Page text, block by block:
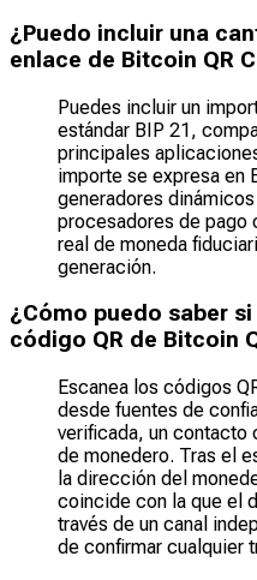
¿Puedo incluir una
enlace de Bitcoin QR
Puedes incluir un
estándar BIP 21,
principales
importe se expresa en
generadores
procesadores de pago
real de moneda
generación.
¿Cómo puedo saber
código QR de Bitcoin
Escanea los códigos
desde fuentes de
verificada, un contacto
de monedero. Tras el
la dirección del
coincide con la que el
través de un canal
de confirmar cualquier